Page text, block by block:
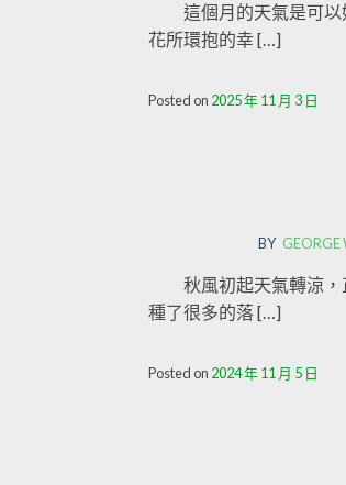
這個月的天氣是可以
花所環抱的幸 […]
Posted on 2025 年 11 月 3 日
BY GEORGE
秋風初起天氣轉涼，
種了很多的落 […]
Posted on 2024 年 11 月 5 日